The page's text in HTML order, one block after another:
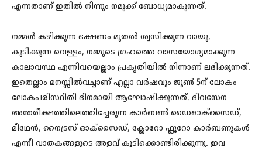
എന്നതാണ് ഇതില്‍ നിന്നും നമുക്ക് ബോധ്യമാകുന്നത്.
നമ്മള്‍ കഴിക്കുന്ന ഭക്ഷണം മുതല്‍ ശ്വസിക്കുന്ന വായു,
കുടിക്കുന്ന വെള്ളം, നമ്മുടെ ഗ്രഹത്തെ വാസയോഗ്യമാക്കുന്ന
കാലാവസ്ഥ എന്നിവയെല്ലാം പ്രകൃതിയില്‍ നിന്നാണ് ലഭിക്കുന്നത്.
ഇതെല്ലാം മനസ്സില്‍വച്ചാണ് എല്ലാ വര്‍ഷവും ജൂണ്‍ 5ന് ലോകം
ലോകപരിസ്ഥിതി ദിനമായി ആഘോഷിക്കുന്നത്. ദിവസേന
അന്തരീക്ഷത്തിലെത്തിച്ചേരുന്ന കാർബൺ ഡൈഓക്സൈഡ്,
മീഥേൻ, നൈട്രസ് ഓക്സൈഡ്, ക്ലോറോ ഫ്ലൂറോ കാർബണുകൾ
എന്നീ വാതകങ്ങളുടെ അളവ് കൂടിക്കൊണ്ടിരിക്കുന്നു. ഇവ